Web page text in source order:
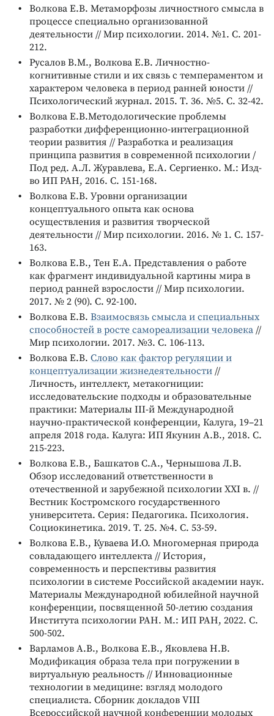
Волкова Е.В. Метаморфозы личностного смысла в
процессе специально организованной
деятельности // Мир психологии. 2014. №1. С. 201-
212.
Русалов В.М., Волкова Е.В. Личностно-
когнитивные стили и их связь с темпераментом и
характером человека в период ранней юности //
Психологический журнал. 2015. Т. 36. №5. С. 32-42.
Волкова Е.В.Методологические проблемы
разработки дифференционно-интеграционной
теории развития // Разработка и реализация
принципа развития в современной психологии /
Под ред. А.Л. Журавлева, Е.А. Сергиенко. М.: Изд-
во ИП РАН, 2016. С. 151-168.
Волкова Е.В. Уровни организации
концептуального опыта как основа
осуществления и развития творческой
деятельности // Мир психологии. 2016. № 1. С. 157-
163.
Волкова Е.В., Тен Е.А. Представления о работе
как фрагмент индивидуальной картины мира в
период ранней взрослости // Мир психологии.
2017. № 2 (90). С. 92-100.
Волкова Е.В. Взаимосвязь смысла и специальных
способностей в росте самореализации человека //
Мир психологии. 2017. №3. С. 106-113.
Волкова Е.В. Слово как фактор регуляции и
концептуализации жизнедеятельности //
Личность, интеллект, метакогниции:
исследовательские подходы и образовательные
практики: Материалы III-й Международной
научно-практической конференции, Калуга, 19–21
апреля 2018 года. Калуга: ИП Якунин А.В., 2018. С.
215-223.
Волкова Е.В., Башкатов С.А., Чернышова Л.В.
Обзор исследований ответственности в
отечественной и зарубежной психологии XXI в. //
Вестник Костромского государственного
университета. Серия: Педагогика. Психология.
Социокинетика. 2019. Т. 25. №4. С. 53-59.
Волкова Е.В., Куваева И.О. Многомерная природа
совладающего интеллекта // История,
современность и перспективы развития
психологии в системе Российской академии наук.
Материалы Международной юбилейной научной
конференции, посвященной 50-летию создания
Института психологии РАН. М.: ИП РАН, 2022. С.
500-502.
Варламов А.В., Волкова Е.В., Яковлева Н.В.
Модификация образа тела при погружении в
виртуальную реальность // Инновационные
технологии в медицине: взгляд молодого
специалиста. Сборник докладов VIII
Всероссийской научной конференции молодых